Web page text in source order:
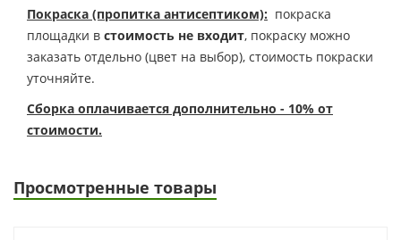
Покраска (пропитка антисептиком): покраска
площадки в стоимость не входит, покраску можно
заказать отдельно (цвет на выбор), стоимость покраски
уточняйте.
Сборка оплачивается дополнительно - 10% от
стоимости.
Просмотренные товары